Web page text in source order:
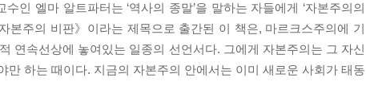
인 엘마 알트파터는 ‘역사의 종말’을 말하는 자들에게 ‘자본주의의
본주의 비판》이라는 제목으로 출간된 이 책은, 마르크스주의에 기
연속선상에 놓여있는 일종의 선언서다. 그에게 자본주의는 그 자신
하는 때이다. 지금의 자본주의 안에서는 이미 새로운 사회가 태동